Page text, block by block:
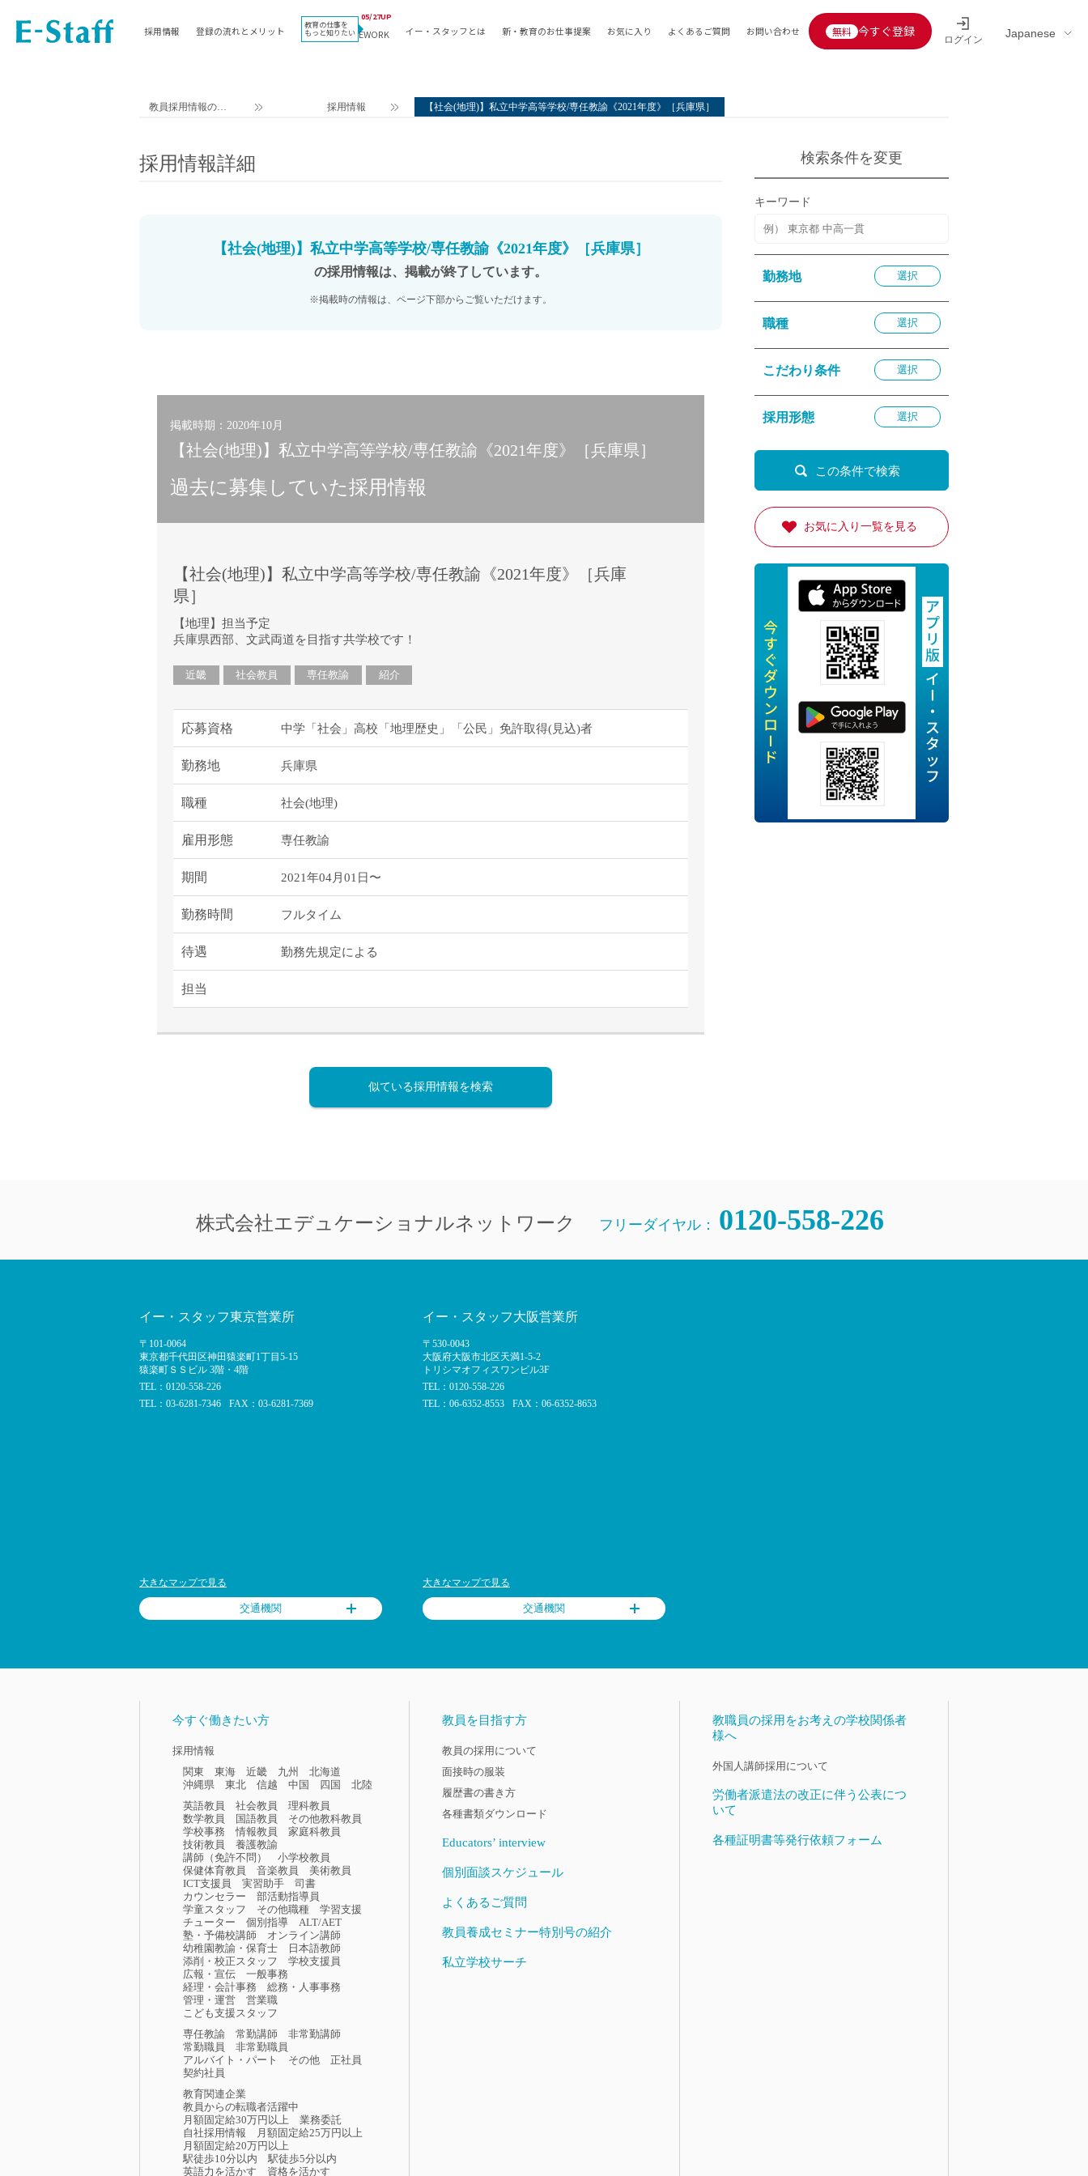
採用情報
情報教員
家庭科教員
保健体育教員
音楽教員
美術教員
実習助手
学童スタッフ
学習支援
個別指導
塾・予備校講師
オンライン講師
幼稚園教諭・保育士
日本語教師
添削・校正スタッフ
学校支援員
経理・会計事務
管理・運営
こども支援スタッフ
常勤講師
正社員
契約社員
教員からの転職者活躍中
月額固定給25万円以上
月額固定給20万円以上
駅徒歩10分以内
駅徒歩5分以内
英語力を活かす
土日祝休
初めての転職応援
即日★急募採用
学校名公開求人
週2日
登録の流れとメリット
教育の仕事を
もっと知りたい
05/27UP
EWORK
イー・スタッフとは 新・教育のお仕事提案 お気に入り よくあるご質問 お問い合わせ 今すぐ登録
ログイン
教員採用情報のイ
採用情報 【社会(地理)】私立中学高等学校/専任教諭《2021年度》［兵庫県］
採用情報詳細
【社会(地理)】私立中学高等学校/専任教諭《2021年度》［兵庫県］
の採用情報は、掲載が終了しています。
※掲載時の情報は、ページ下部からご覧いただけます。
掲載時期：2020年10月
【社会(地理)】私立中学高等学校/専任教諭《2021年度》［兵庫県］
過去に募集していた採用情報
【社会(地理)】私立中学高等学校/専任教諭《2021年度》［兵庫
県］
【地理】担当予定
兵庫県西部、文武両道を目指す共学校です！
近畿 社会教員 専任教諭 紹介
応募資格 中学「社会」高校「地理歴史」「公民」免許取得(見込)者
勤務地 兵庫県
職種 社会(地理)
雇用形態 専任教諭
期間 2021年04月01日〜
勤務時間 フルタイム
待遇 勤務先規定による
担当
似ている採用情報を検索
検索条件を変更
キーワード
勤務地 選択
職種 選択
こだわり条件 選択
採用形態 選択
お気に入り一覧を見る
株式会社エデュケーショナルネットワーク フリーダイヤル： 0120-558-226
イー・スタッフ東京営業所
〒101-0064
東京都千代田区神田猿楽町1丁目5-15
猿楽町ＳＳビル 3階・4階
TEL：0120-558-226
TEL：03-6281-7346
FAX：03-6281-7369
大きなマップで見る
交通機関
イー・スタッフ大阪営業所
〒530-0043
大阪府大阪市北区天満1-5-2
トリシマオフィスワンビル3F
TEL：0120-558-226
TEL：06-6352-8553
FAX：06-6352-8653
大きなマップで見る
交通機関
今すぐ働きたい方
採用情報
関東
東海 近畿 九州
北海道
沖縄県
東北 信越 中国 四国
北陸
英語教員
社会教員
理科教員
数学教員
国語教員
その他教科教員
学校事務
情報教員
家庭科教員
技術教員
養護教諭
講師（免許不問）
小学校教員
保健体育教員
音楽教員
美術教員
ICT支援員
実習助手
司書
カウンセラー
部活動指導員
学童スタッフ
その他職種
学習支援
チューター
個別指導
ALT/AET
塾・予備校講師
オンライン講師
幼稚園教諭・保育士
日本語教師
添削・校正スタッフ
学校支援員
広報・宣伝
一般事務
経理・会計事務
総務・人事事務
管理・運営
営業職
こども支援スタッフ
専任教諭
常勤講師
非常勤講師
常勤職員
非常勤職員
アルバイト・パート
その他
正社員
契約社員
教育関連企業
教員からの転職者活躍中
月額固定給30万円以上
業務委託
自社採用情報
月額固定給25万円以上
月額固定給20万円以上
駅徒歩10分以内
駅徒歩5分以内
英語力を活かす
資格を活かす
教員を目指す方
教員の採用について
面接時の服装
履歴書の書き方
各種書類ダウンロード
Educators’ interview
個別面談スケジュール
よくあるご質問
教員養成セミナー特別号の紹介
私立学校サーチ
教職員の採用をお考えの学校関係者
様へ
外国人講師採用について
労働者派遣法の改正に伴う公表につ
いて
各種証明書等発行依頼フォーム